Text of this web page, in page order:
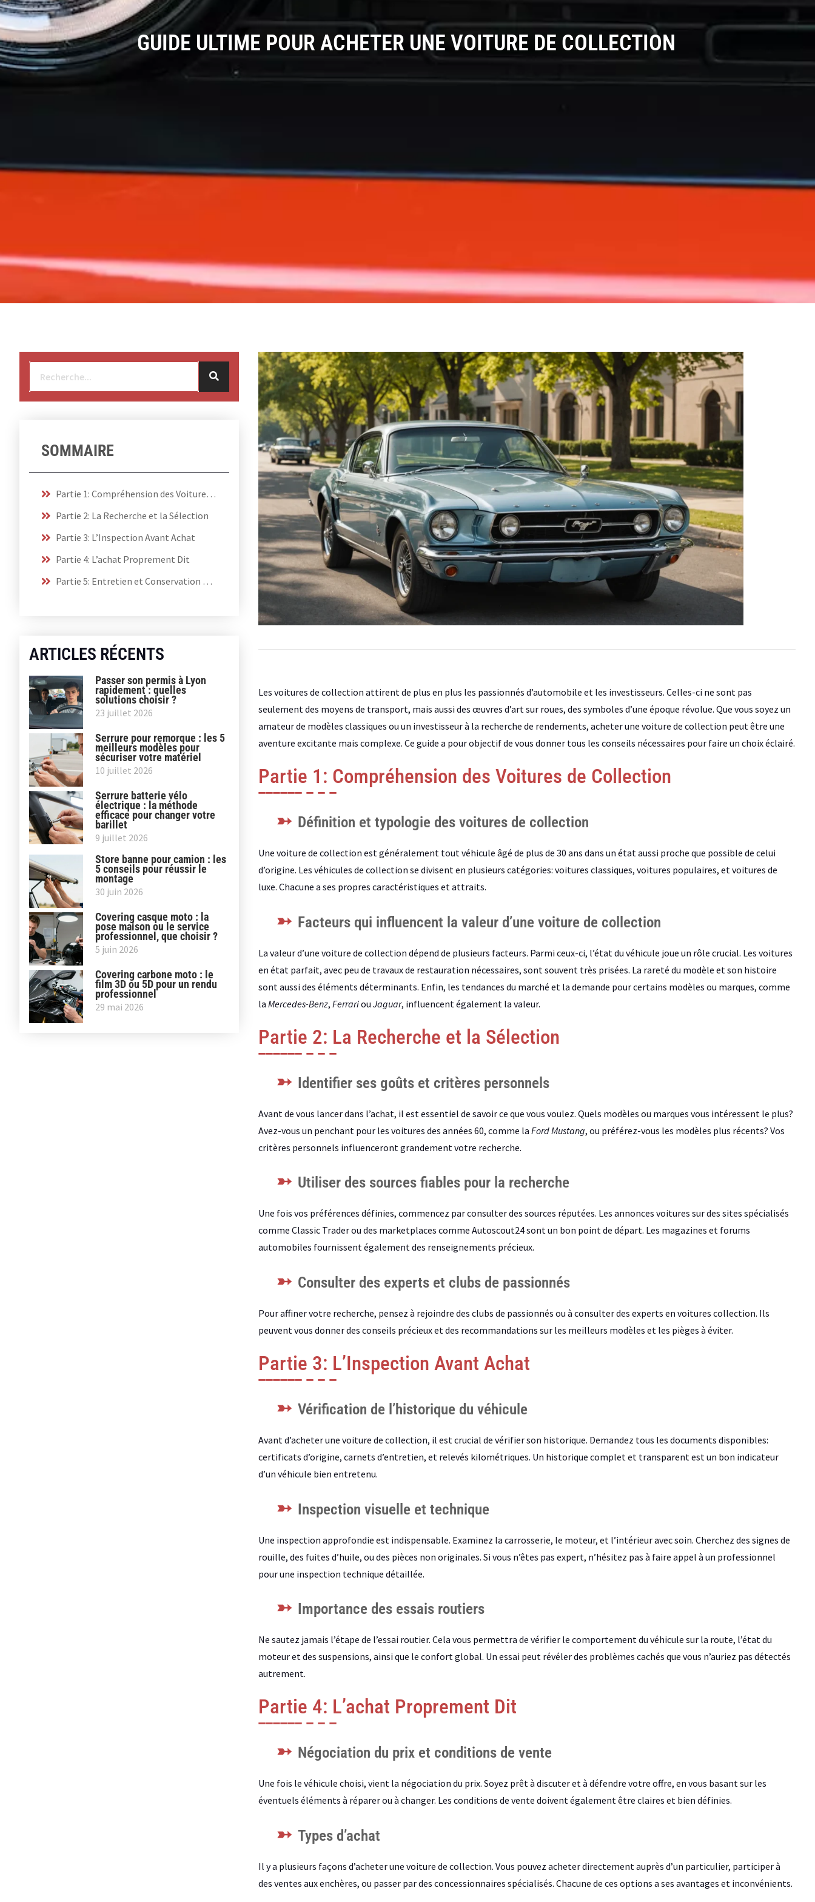
GUIDE ULTIME POUR ACHETER UNE VOITURE DE COLLECTION
SOMMAIRE
Partie 1: Compréhension des Voitures de Collection
Partie 2: La Recherche et la Sélection
Partie 3: L’Inspection Avant Achat
Partie 4: L’achat Proprement Dit
Partie 5: Entretien et Conservation de la Voiture de Collection
ARTICLES RÉCENTS
Passer son permis à Lyon
rapidement : quelles
solutions choisir ?
23 juillet 2026
Serrure pour remorque : les 5
meilleurs modèles pour
sécuriser votre matériel
10 juillet 2026
Serrure batterie vélo
électrique : la méthode
efficace pour changer votre
barillet
9 juillet 2026
Store banne pour camion : les
5 conseils pour réussir le
montage
30 juin 2026
Covering casque moto : la
pose maison ou le service
professionnel, que choisir ?
5 juin 2026
Covering carbone moto : le
film 3D ou 5D pour un rendu
professionnel
29 mai 2026
Les voitures de collection attirent de plus en plus les passionnés d’automobile et les investisseurs. Celles-ci ne sont pas
seulement des moyens de transport, mais aussi des œuvres d’art sur roues, des symboles d’une époque révolue. Que vous soyez un
amateur de modèles classiques ou un investisseur à la recherche de rendements, acheter une voiture de collection peut être une
aventure excitante mais complexe. Ce guide a pour objectif de vous donner tous les conseils nécessaires pour faire un choix éclairé.
Partie 1: Compréhension des Voitures de Collection
Définition et typologie des voitures de collection
Une voiture de collection est généralement tout véhicule âgé de plus de 30 ans dans un état aussi proche que possible de celui
d’origine. Les véhicules de collection se divisent en plusieurs catégories: voitures classiques, voitures populaires, et voitures de
luxe. Chacune a ses propres caractéristiques et attraits.
Facteurs qui influencent la valeur d’une voiture de collection
La valeur d’une voiture de collection dépend de plusieurs facteurs. Parmi ceux-ci, l’état du véhicule joue un rôle crucial. Les voitures
en état parfait, avec peu de travaux de restauration nécessaires, sont souvent très prisées. La rareté du modèle et son histoire
sont aussi des éléments déterminants. Enfin, les tendances du marché et la demande pour certains modèles ou marques, comme
la Mercedes-Benz, Ferrariou Jaguar, influencent également la valeur.
Partie 2: La Recherche et la Sélection
Identifier ses goûts et critères personnels
Avant de vous lancer dans l’achat, il est essentiel de savoir ce que vous voulez. Quels modèles ou marques vous intéressent le plus?
Avez-vous un penchant pour les voitures des années 60, comme la Ford Mustang, ou préférez-vous les modèles plus récents? Vos
critères personnels influenceront grandement votre recherche.
Utiliser des sources fiables pour la recherche
Une fois vos préférences définies, commencez par consulter des sources réputées. Les annonces voitures sur des sites spécialisés
comme Classic Trader ou des marketplaces comme Autoscout24 sont un bon point de départ. Les magazines et forums
automobiles fournissent également des renseignements précieux.
Consulter des experts et clubs de passionnés
Pour affiner votre recherche, pensez à rejoindre des clubs de passionnés ou à consulter des experts en voitures collection. Ils
peuvent vous donner des conseils précieux et des recommandations sur les meilleurs modèles et les pièges à éviter.
Partie 3: L’Inspection Avant Achat
Vérification de l’historique du véhicule
Avant d’acheter une voiture de collection, il est crucial de vérifier son historique. Demandez tous les documents disponibles:
certificats d’origine, carnets d’entretien, et relevés kilométriques. Un historique complet et transparent est un bon indicateur
d’un véhicule bien entretenu.
Inspection visuelle et technique
Une inspection approfondie est indispensable. Examinez la carrosserie, le moteur, et l’intérieur avec soin. Cherchez des signes de
rouille, des fuites d’huile, ou des pièces non originales. Si vous n’êtes pas expert, n’hésitez pas à faire appel à un professionnel
pour une inspection technique détaillée.
Importance des essais routiers
Ne sautez jamais l’étape de l’essai routier. Cela vous permettra de vérifier le comportement du véhicule sur la route, l’état du
moteur et des suspensions, ainsi que le confort global. Un essai peut révéler des problèmes cachés que vous n’auriez pas détectés
autrement.
Partie 4: L’achat Proprement Dit
Négociation du prix et conditions de vente
Une fois le véhicule choisi, vient la négociation du prix. Soyez prêt à discuter et à défendre votre offre, en vous basant sur les
éventuels éléments à réparer ou à changer. Les conditions de vente doivent également être claires et bien définies.
Types d’achat
Il y a plusieurs façons d’acheter une voiture de collection. Vous pouvez acheter directement auprès d’un particulier, participer à
des ventes aux enchères, ou passer par des concessionnaires spécialisés. Chacune de ces options a ses avantages et inconvénients.